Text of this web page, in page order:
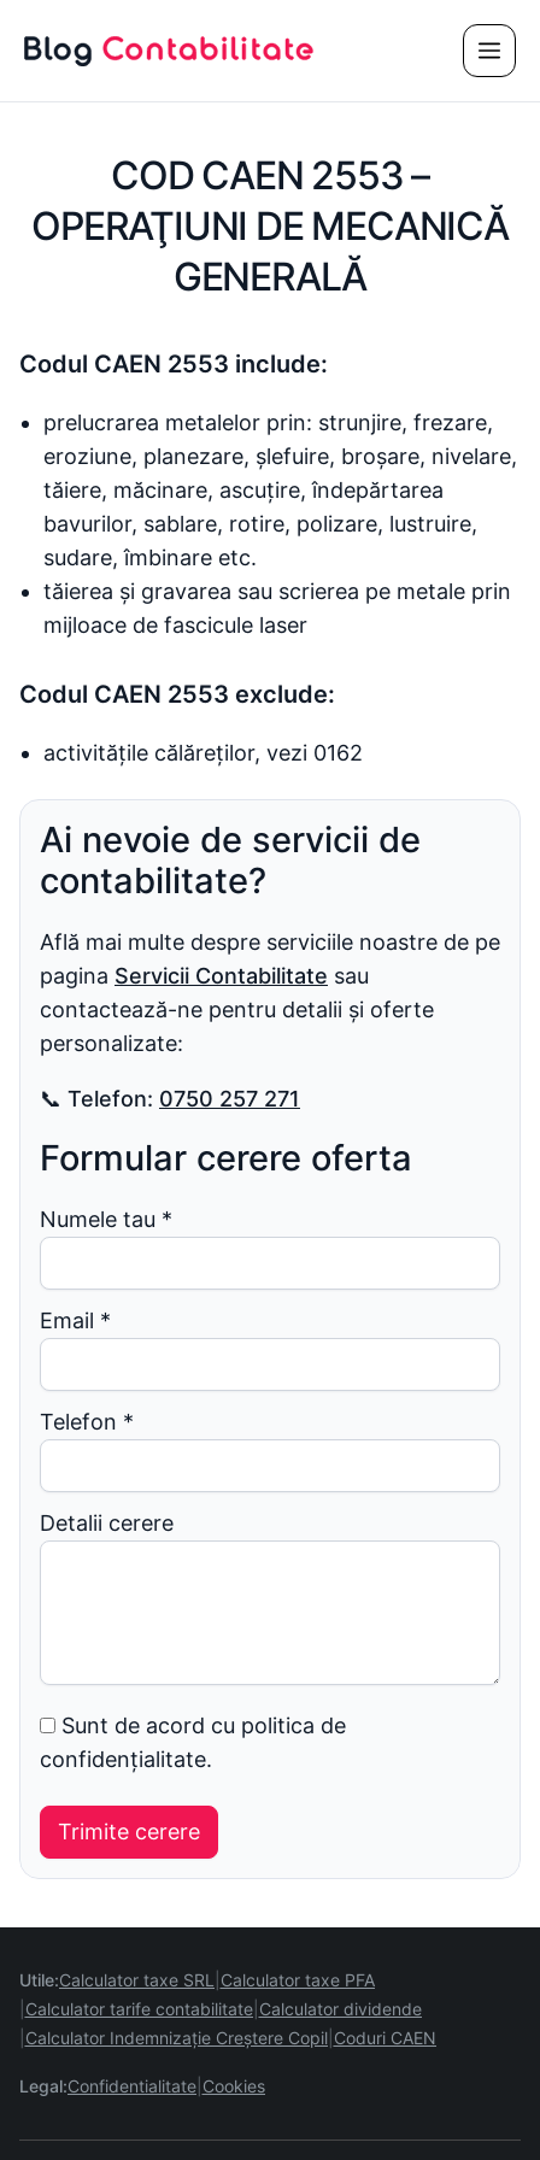
COD CAEN 2553 –
OPERAŢIUNI DE MECANICĂ
GENERALĂ
Codul CAEN 2553 include:
prelucrarea metalelor prin: strunjire, frezare,
eroziune, planezare, șlefuire, broșare, nivelare,
tăiere, măcinare, ascuțire, îndepărtarea
bavurilor, sablare, rotire, polizare, lustruire,
sudare, îmbinare etc.
tăierea și gravarea sau scrierea pe metale prin
mijloace de fascicule laser
Codul CAEN 2553 exclude:
activitățile călăreților, vezi 0162
Ai nevoie de servicii de
contabilitate?
Află mai multe despre serviciile noastre de pe
pagina Servicii Contabilitate sau
contactează-ne pentru detalii și oferte
personalizate:
📞 Telefon: 0750 257 271
Formular cerere oferta
Numele tau *
Email *
Telefon *
Detalii cerere
Sunt de acord cu politica de
confidențialitate.
Utile:Calculator taxe SRL
Calculator taxe PFA
Calculator tarife contabilitate Calculator dividende
Calculator Indemnizație Creștere Copil Coduri CAEN
Legal:Confidentialitate Cookies